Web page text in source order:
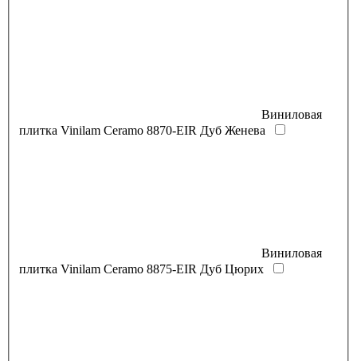
Виниловая
плитка Vinilam Ceramo 8870-EIR Дуб Женева
Виниловая
плитка Vinilam Ceramo 8875-EIR Дуб Цюрих